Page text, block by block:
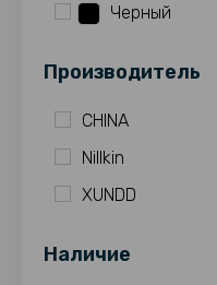
Черный
Производитель
CHINA
Nillkin
XUNDD
Наличие